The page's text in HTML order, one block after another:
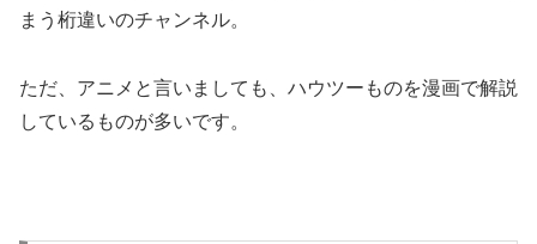
まう桁違いのチャンネル。
ただ、アニメと言いましても、ハウツーものを漫画で解説
しているものが多いです。